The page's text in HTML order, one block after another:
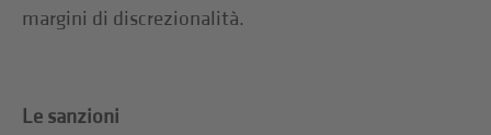
margini di discrezionalità.
Le sanzioni